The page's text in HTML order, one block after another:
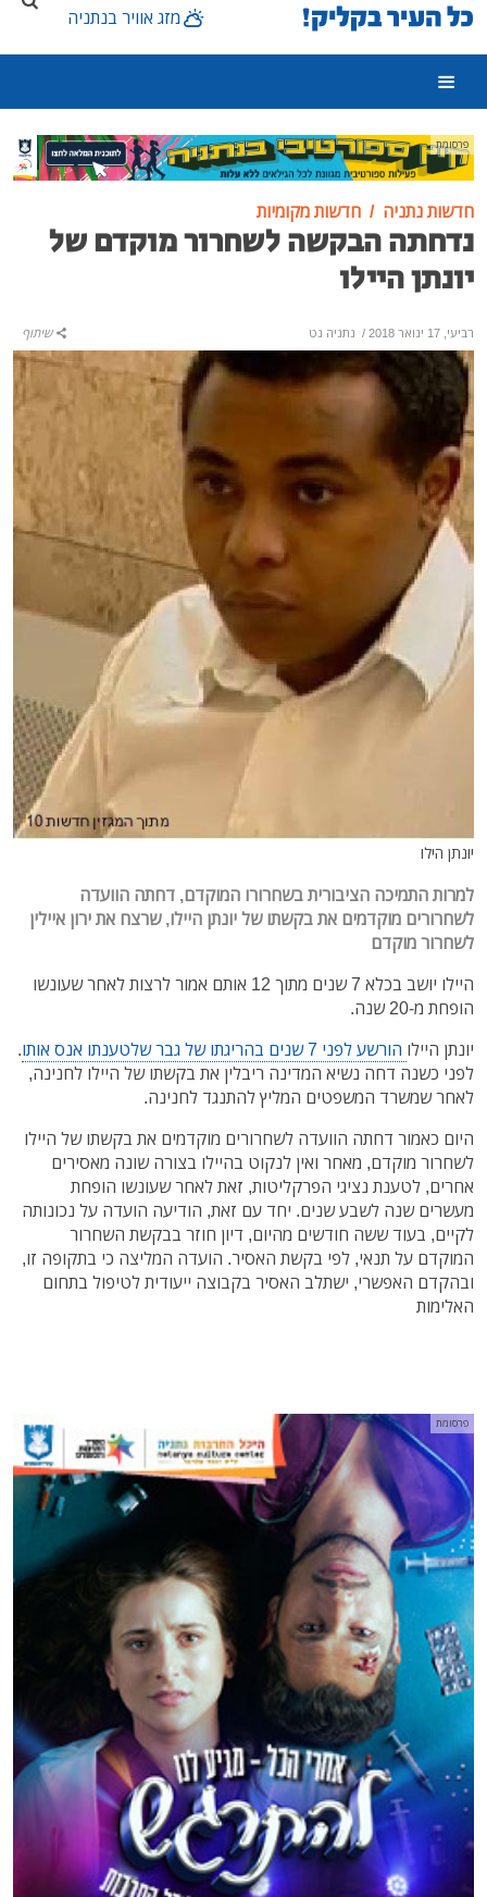
מזג אוויר בנתניה
פרסומת
חדשות נתניה חדשות מקומיות
נדחתה הבקשה לשחרור מוקדם של
יונתן היילו
רביעי, 17 ינואר 2018 / נתניה נט שיתוף
יונתן הילו
למרות התמיכה הציבורית בשחרורו המוקדם, דחתה הוועדה
לשחרורים מוקדמים את בקשתו של יונתן היילו, שרצח את ירון איילין
לשחרור מוקדם
היילו יושב בכלא 7 שנים מתוך 12 אותם אמור לרצות לאחר שעונשו
הופחת מ-20 שנה.
יונתן היילו הורשע לפני 7 שנים בהריגתו של גבר שלטענתו אנס אותו
.
לפני כשנה דחה נשיא המדינה ריבלין את בקשתו של היילו לחנינה,
לאחר שמשרד המשפטים המליץ להתנגד לחנינה.
היום כאמור דחתה הוועדה לשחרורים מוקדמים את בקשתו של היילו
לשחרור מוקדם, מאחר ואין לנקוט בהיילו בצורה שונה מאסירים
אחרים, לטענת נציגי הפרקליטות, זאת לאחר שעונשו הופחת
מעשרים שנה לשבע שנים. יחד עם זאת, הודיעה הועדה על נכונותה
לקיים, בעוד ששה חודשים מהיום, דיון חוזר בבקשת השחרור
המוקדם על תנאי, לפי בקשת האסיר. הועדה המליצה כי בתקופה זו,
ובהקדם האפשרי, ישתלב האסיר בקבוצה ייעודית לטיפול בתחום
האלימות
פרסומת